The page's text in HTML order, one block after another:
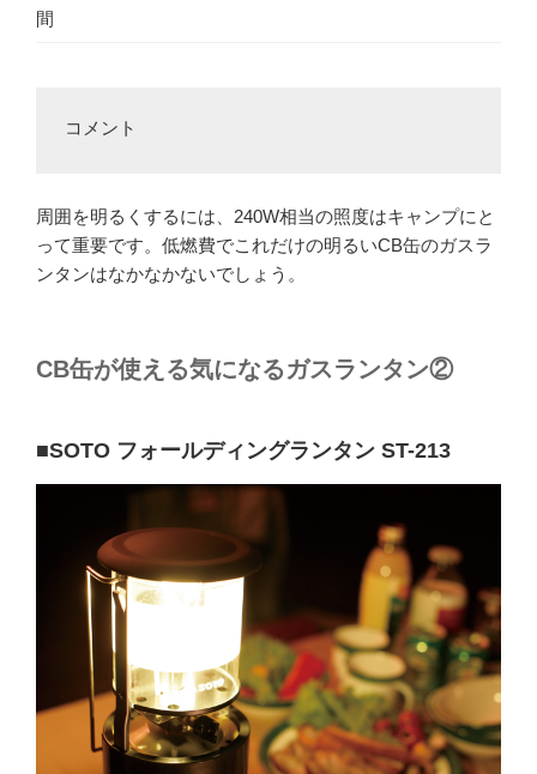
間
コメント
周囲を明るくするには、240W相当の照度はキャンプにと
って重要です。低燃費でこれだけの明るいCB缶のガスラ
ンタンはなかなかないでしょう。
CB缶が使える気になるガスランタン②
■SOTO フォールディングランタン ST-213